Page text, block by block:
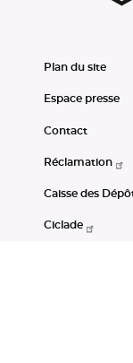
Plan du site
Espace presse
Contact
Réclamation
Caisse des
Ciclade